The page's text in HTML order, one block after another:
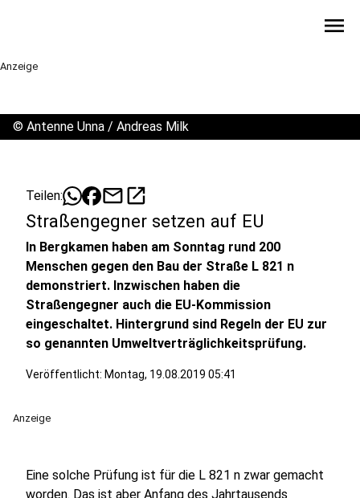
menu
Anzeige
© Antenne Unna / Andreas Milk
Teilen: mailopen_in_new
Straßengegner setzen auf EU
In Bergkamen haben am Sonntag rund 200
Menschen gegen den Bau der Straße L 821 n
demonstriert. Inzwischen haben die
Straßengegner auch die EU-Kommission
eingeschaltet. Hintergrund sind Regeln der EU zur
so genannten Umweltverträglichkeitsprüfung.
Veröffentlicht: Montag, 19.08.2019 05:41
Anzeige
Eine solche Prüfung ist für die L 821 n zwar gemacht
worden. Das ist aber Anfang des Jahrtausends